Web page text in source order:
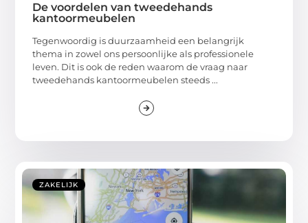
De voordelen van tweedehands
kantoormeubelen
Tegenwoordig is duurzaamheid een belangrijk
thema in zowel ons persoonlijke als professionele
leven. Dit is ook de reden waarom de vraag naar
tweedehands kantoormeubelen steeds ...
ZAKELIJK